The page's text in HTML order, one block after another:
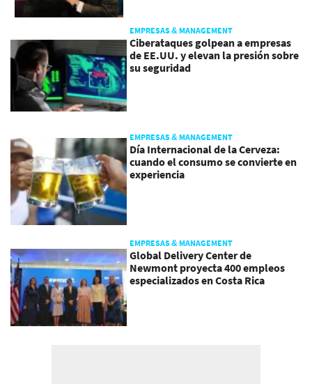
EMPRESAS & MANAGEMENT
Ciberataques golpean a empresas
de EE.UU. y elevan la presión sobre
su seguridad
EMPRESAS & MANAGEMENT
Día Internacional de la Cerveza:
cuando el consumo se convierte en
experiencia
EMPRESAS & MANAGEMENT
Global Delivery Center de
Newmont proyecta 400 empleos
especializados en Costa Rica